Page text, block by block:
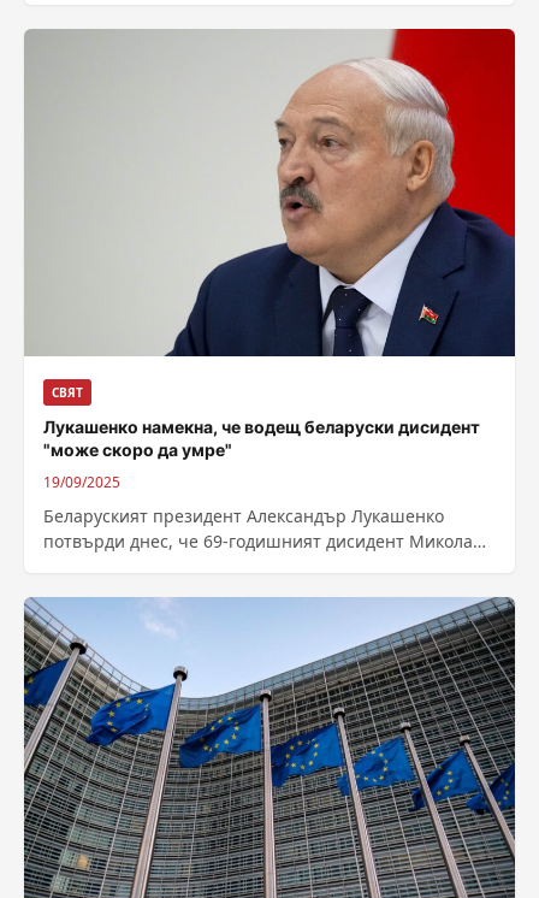
дългосрочни...
СВЯТ
Лукашенко намекна, че водещ беларуски дисидент
"може скоро да умре"
19/09/2025
Беларуският президент Александър Лукашенко
потвърди днес, че 69-годишният дисидент Микола
„скоро...